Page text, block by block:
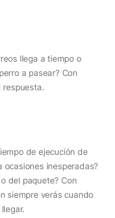
llega a tiempo o
a pasear? Con
respuesta.
de ejecución de
ocasiones inesperadas?
del paquete? Con
siempre verás cuando